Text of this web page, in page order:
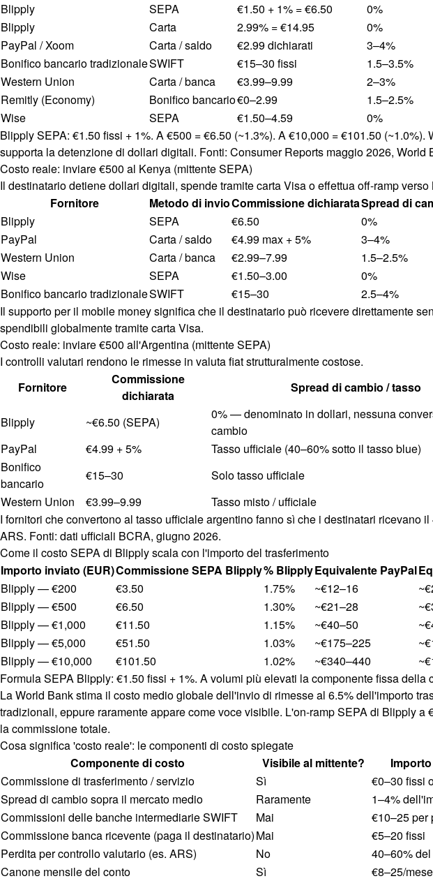
Blipply
SEPA €1.50 + 1% = €6.50 0%
Blipply
Carta 2.99% = €14.95 0%
PayPal / Xoom
Carta / saldo €2.99 dichiarati 3–4%
Bonifico bancario tradizionaleSWIFT €15–30 fissi 1.5–3.5%
Western Union
Carta / banca €3.99–9.99 2–3%
Remitly (Economy)
Bonifico bancario€0–2.99 1.5–2.5%
Wise
SEPA €1.50–4.59 0%
Blipply SEPA: €1.50 fissi + 1%. A €500 = €6.50 (~1.3%). A €10,000 = €101.50
supporta la detenzione di dollari digitali. Fonti: Consumer Reports maggio 2026, World
Costo reale: inviare €500 al Kenya (mittente SEPA)
Il destinatario detiene dollari digitali, spende tramite carta Visa o effettua off-ramp verso
Fornitore
Metodo di invioCommissione dichiarataSpread di
Blipply
SEPA €6.50 0%
PayPal
Carta / saldo €4.99 max + 5% 3–4%
Western Union
Carta / banca €2.99–7.99 1.5–2.5%
Wise
SEPA €1.50–3.00 0%
Bonifico bancario tradizionaleSWIFT €15–30 2.5–4%
Il supporto per il mobile money significa che il destinatario può ricevere direttamente
spendibili globalmente tramite carta Visa.
Costo reale: inviare €500 all'Argentina (mittente SEPA)
I controlli valutari rendono le rimesse in valuta fiat strutturalmente costose.
Fornitore
Commissione
dichiarata
Spread di cambio / tasso
Blipply ~€6.50 (SEPA)
0% — denominato in dollari, nessuna
cambio
PayPal
€4.99 + 5% Tasso ufficiale (40–60% sotto il tasso blue)
Bonifico
bancario
€15–30 Solo tasso ufficiale
Western Union
€3.99–9.99 Tasso misto / ufficiale
I fornitori che convertono al tasso ufficiale argentino fanno sì che i destinatari
ARS. Fonti: dati ufficiali BCRA, giugno 2026.
Come il costo SEPA di Blipply scala con l'importo del trasferimento
Importo inviato (EUR)Commissione SEPA Blipply% BlipplyEquivalente PayPal
Blipply — €200
€3.50 1.75% ~€12–16
Blipply — €500
€6.50 1.30% ~€21–28
Blipply — €1,000
€11.50 1.15% ~€40–50
Blipply — €5,000
€51.50 1.03% ~€175–225
Blipply — €10,000
€101.50 1.02% ~€340–440
Formula SEPA Blipply: €1.50 fissi + 1%. A volumi più elevati la componente fissa
La World Bank stima il costo medio globale dell'invio di rimesse al 6.5% dell'importo
tradizionali, eppure raramente appare come voce visibile. L'on-ramp SEPA di Blipply
la commissione totale.
Cosa significa 'costo reale': le componenti di costo spiegate
Componente di costo
Visibile al mittente?
Commissione di trasferimento / servizio
Sì €0–30 fissi
Spread di cambio sopra il mercato medio
Raramente 1–4%
Commissioni delle banche intermediarie SWIFT
Mai €10–25 per
Commissione banca ricevente (paga il destinatario)Mai €5–20 fissi
Perdita per controllo valutario (es. ARS)
No 40–60%
Canone mensile del conto
Sì €8–25/mese